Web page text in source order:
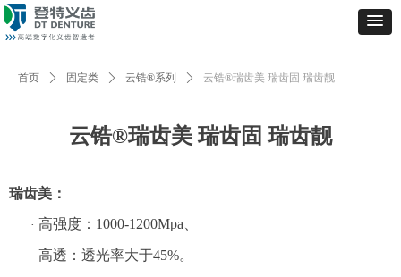
首页 ꄲ 固定类 ꄲ 云锆®系列 ꄲ 云锆®瑞齿美 瑞齿固 瑞齿靓
云锆®瑞齿美 瑞齿固 瑞齿靓
瑞齿美：
· 高强度：1000-1200Mpa、
· 高透：透光率大于45%。